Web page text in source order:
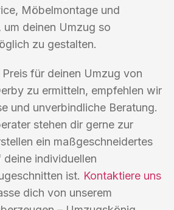
Möbelmontage und
um deinen Umzug so
zu gestalten.
für deinen Umzug von
zu ermitteln, empfehlen wir
und unverbindliche Beratung.
stehen dir gerne zur
ein maßgeschneidertes
individuellen
ist. Kontaktiere uns
dich von unserem